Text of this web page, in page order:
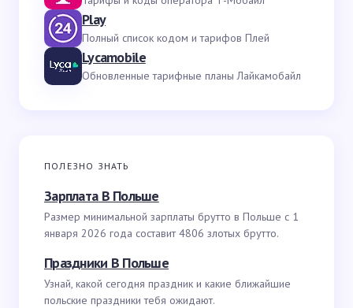
Play
Полный список кодом и тарифов Плей
Lycamobile
Обновленные тарифные планы Лайкамобайл
ПОЛЕЗНО ЗНАТЬ
Зарплата В Польше
Размер минимальной зарплаты брутто в Польше с 1
января 2026 года составит 4806 злотых брутто.
Праздники В Польше
Узнай, какой сегодня праздник и какие ближайшие
польские праздники тебя ожидают.